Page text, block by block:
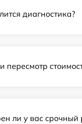
диагностика?
пересмотр
ли у вас срочный